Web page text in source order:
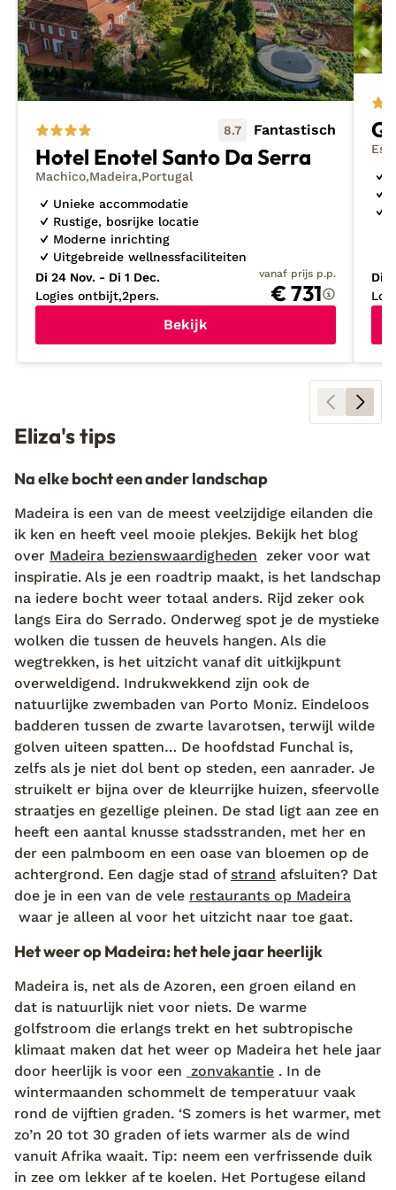
8.7 Fantastisch
Hotel Enotel Santo Da Serra
Machico Madeira Portugal
Unieke accommodatie
Rustige, bosrijke locatie
Moderne inrichting
Uitgebreide wellnessfaciliteiten
Di 24 Nov. - Di 1 Dec.
Logies ontbijt 2pers.
vanaf prijs p.p.
€ 731
Bekijk
Di
Eliza's tips
Na elke bocht een ander landschap
Madeira is een van de meest veelzijdige eilanden die
ik ken en heeft veel mooie plekjes. Bekijk het blog
over Madeira bezienswaardigheden zeker voor wat
inspiratie. Als je een roadtrip maakt, is het landschap
na iedere bocht weer totaal anders. Rijd zeker ook
langs Eira do Serrado. Onderweg spot je de mystieke
wolken die tussen de heuvels hangen. Als die
wegtrekken, is het uitzicht vanaf dit uitkijkpunt
overweldigend. Indrukwekkend zijn ook de
natuurlijke zwembaden van Porto Moniz. Eindeloos
badderen tussen de zwarte lavarotsen, terwijl wilde
golven uiteen spatten… De hoofdstad Funchal is,
zelfs als je niet dol bent op steden, een aanrader. Je
struikelt er bijna over de kleurrijke huizen, sfeervolle
straatjes en gezellige pleinen. De stad ligt aan zee en
heeft een aantal knusse stadsstranden, met her en
der een palmboom en een oase van bloemen op de
achtergrond. Een dagje stad ofstrand afsluiten? Dat
doe je in een van de vele restaurants op Madeira
waar je alleen al voor het uitzicht naar toe gaat.
Het weer op Madeira: het hele jaar heerlijk
Madeira is, net als de Azoren, een groen eiland en
dat is natuurlijk niet voor niets. De warme
golfstroom die erlangs trekt en het subtropische
klimaat maken dat het weer op Madeira het hele jaar
door heerlijk is voor een zonvakantie . In de
wintermaanden schommelt de temperatuur vaak
rond de vijftien graden. ‘S zomers is het warmer, met
zo’n 20 tot 30 graden of iets warmer als de wind
vanuit Afrika waait. Tip: neem een verfrissende duik
in zee om lekker af te koelen. Het Portugese eiland